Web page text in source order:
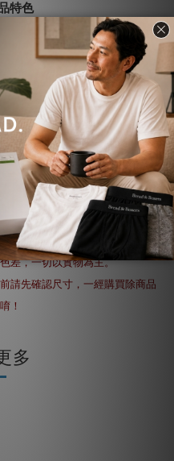
特色
指名最佳素Ｔ品牌
肌膚不過敏，印刷logo細節，穿
增加貼身感。
勿長時間浸泡，並請分開洗滌。
差，一切以實物為主。
請先確認尺寸，一經購買除商品
！
多